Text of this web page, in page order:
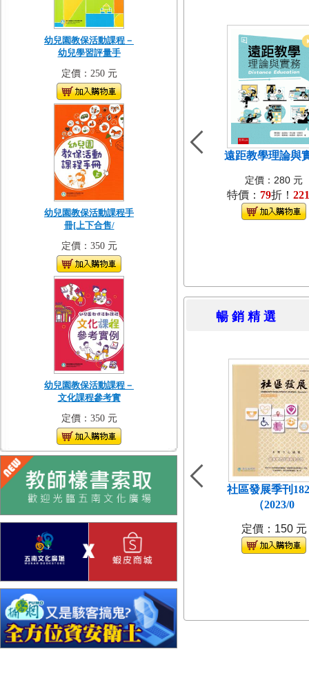
幼兒園教保活動課程－
幼兒學習評量手
定價：250 元
幼兒園教保活動課程手
冊[上下合售/
定價：350 元
幼兒園教保活動課程－
文化課程參考實
定價：350 元
遠距教學理論與
定價：280 元
特價： 79折！ 221
暢 銷 精
社區發展季刊
（2023/0
定價：150 元